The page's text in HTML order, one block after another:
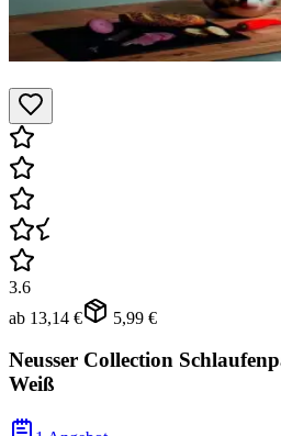
3.6
ab 13,14 € 5,99 €
Neusser Collection
Weiß